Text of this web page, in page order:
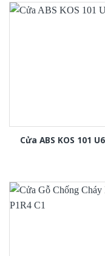
Cửa ABS KOS 101